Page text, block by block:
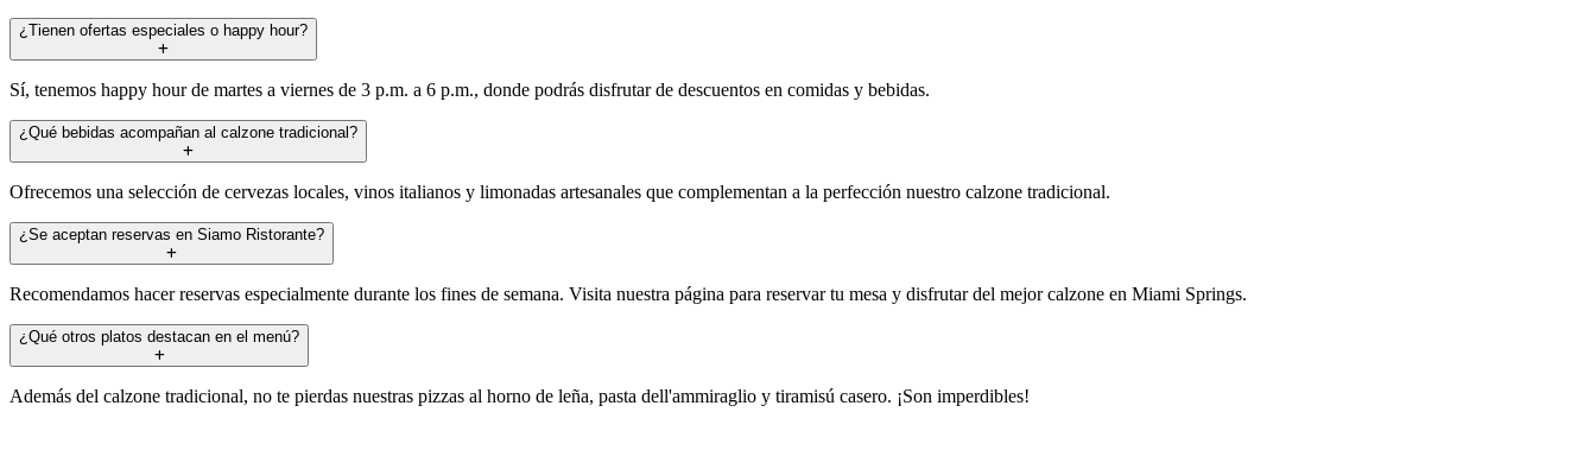
¿Tienen ofertas especiales o happy hour?
Sí, tenemos happy hour de martes a viernes de 3 p.m. a 6 p.m., donde podrás disfrutar de descuentos en comidas y bebidas.
¿Qué bebidas acompañan al calzone tradicional?
Ofrecemos una selección de cervezas locales, vinos italianos y limonadas artesanales que complementan a la perfección nuestro calzone tradicional.
¿Se aceptan reservas en Siamo Ristorante?
Recomendamos hacer reservas especialmente durante los fines de semana. Visita nuestra página para reservar tu mesa y disfrutar del mejor calzone en Miami Springs.
¿Qué otros platos destacan en el menú?
Además del calzone tradicional, no te pierdas nuestras pizzas al horno de leña, pasta dell'ammiraglio y tiramisú casero. ¡Son imperdibles!